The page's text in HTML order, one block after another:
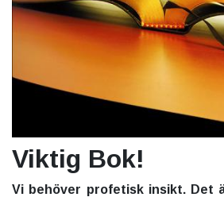
Viktig Bok!
Vi behöver profetisk insikt. Det